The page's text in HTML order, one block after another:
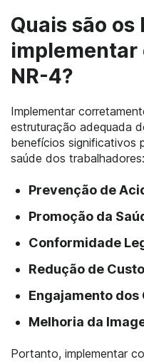
Quais são
implementar
NR-4?
Implementar
estruturação adequada
benefícios significativos
saúde dos trabalhadores:
Prevenção de
Promoção da
Conformidade
Redução de
Engajamento
Melhoria da
Portanto, implementar